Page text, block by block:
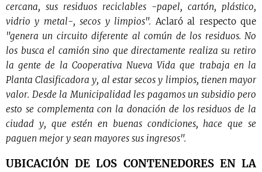
cercana, sus residuos reciclables -papel, cartón, plástico,
vidrio y metal-, secos y limpios". Aclaró al respecto que
"genera un circuito diferente al común de los residuos. No
los busca el camión sino que directamente realiza su retiro
la gente de la Cooperativa Nueva Vida que trabaja en la
Planta Clasificadora y, al estar secos y limpios, tienen mayor
valor. Desde la Municipalidad les pagamos un subsidio pero
esto se complementa con la donación de los residuos de la
ciudad y, que estén en buenas condiciones, hace que se
paguen mejor y sean mayores sus ingresos".
UBICACIÓN DE LOS CONTENEDORES EN LA